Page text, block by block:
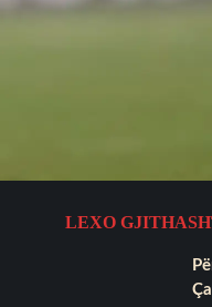
LEXO